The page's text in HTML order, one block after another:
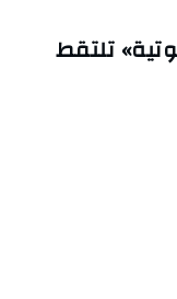
تلتقط